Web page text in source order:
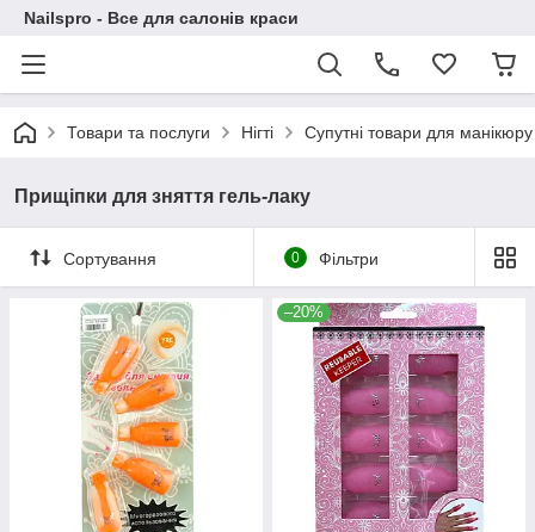
Nailspro - Все для салонів краси
Товари та послуги Нігті Супутні товари для манікюру
Прищіпки для зняття гель-лаку
Сортування 0 Фільтри
–20%